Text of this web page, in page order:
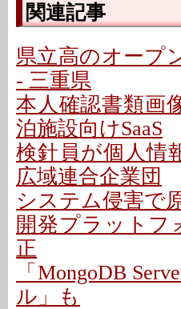
関連記事
県立高のオープ
- 三重県
本人確認書類画
泊施設向けSaaS
検針員が個人情
広域連合企業団
システム侵害で
開発プラットフ
正
「MongoDB
ル」も